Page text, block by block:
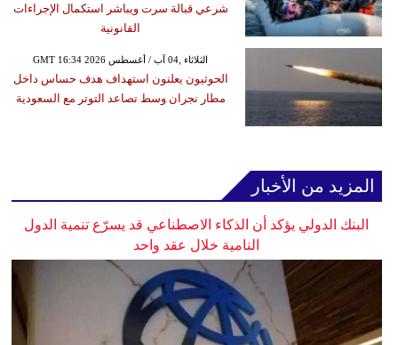
شرعي قبالة سرت ويباشر استكمال الإجراءات
القانونية
GMT 16:34 2026 الثلاثاء ,04 آب / أغسطس
الحوثيون يعلنون استهداف هدف حساس داخل
مطار نجران وسط تصاعد التوتر مع السعودية
المزيد من الأخبار
البنك الدولي يؤكد أن الذكاء الاصطناعي قد يسرّع تنمية الدول
النامية خلال عقد واحد